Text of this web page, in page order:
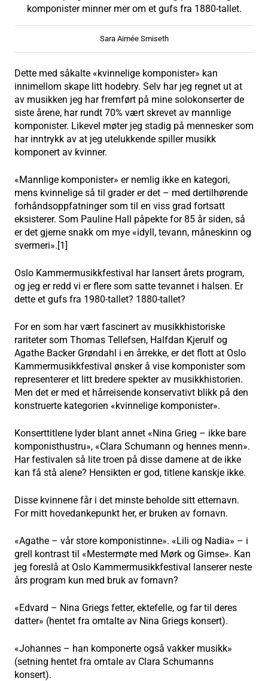
komponister minner mer om et gufs fra 1880-tallet.
Sara Aimée Smiseth
Dette med såkalte «kvinnelige komponister» kan
innimellom skape litt hodebry. Selv har jeg regnet ut at
av musikken jeg har fremført på mine solokonserter de
siste årene, har rundt 70% vært skrevet av mannlige
komponister. Likevel møter jeg stadig på mennesker som
har inntrykk av at jeg utelukkende spiller musikk
komponert av kvinner.
«Mannlige komponister» er nemlig ikke en kategori,
mens kvinnelige så til grader er det – med dertilhørende
forhåndsoppfatninger som til en viss grad fortsatt
eksisterer. Som Pauline Hall påpekte for 85 år siden, så
er det gjerne snakk om mye «idyll, tevann, måneskinn og
svermeri».[1]
Oslo Kammermusikkfestival har lansert årets program,
og jeg er redd vi er flere som satte tevannet i halsen. Er
dette et gufs fra 1980-tallet? 1880-tallet?
For en som har vært fascinert av musikkhistoriske
rariteter som Thomas Tellefsen, Halfdan Kjerulf og
Agathe Backer Grøndahl i en årrekke, er det flott at Oslo
Kammermusikkfestival ønsker å vise komponister som
representerer et litt bredere spekter av musikkhistorien.
Men det er med et hårreisende konservativt blikk på den
konstruerte kategorien «kvinnelige komponister».
Konserttitlene lyder blant annet «Nina Grieg – ikke bare
komponisthustru», «Clara Schumann og hennes menn».
Har festivalen så lite troen på disse damene at de ikke
kan få stå alene? Hensikten er god, titlene kanskje ikke.
Disse kvinnene får i det minste beholde sitt etternavn.
For mitt hovedankepunkt her, er bruken av fornavn.
«Agathe – vår store komponistinne». «Lili og Nadia» – i
grell kontrast til «Mestermøte med Mørk og Gimse». Kan
jeg foreslå at Oslo Kammermusikkfestival lanserer neste
års program kun med bruk av fornavn?
«Edvard – Nina Griegs fetter, ektefelle, og far til deres
datter» (hentet fra omtalte av Nina Griegs konsert).
«Johannes – han komponerte også vakker musikk»
(setning hentet fra omtale av Clara Schumanns
konsert).